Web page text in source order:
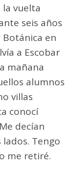
la vuelta
seis años
en
a Escobar
mañana
alumnos
villas
conocí
decían
Tengo
me retiré.